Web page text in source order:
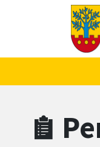
Zum
Zum
Zum
Zum Hauptinhalt